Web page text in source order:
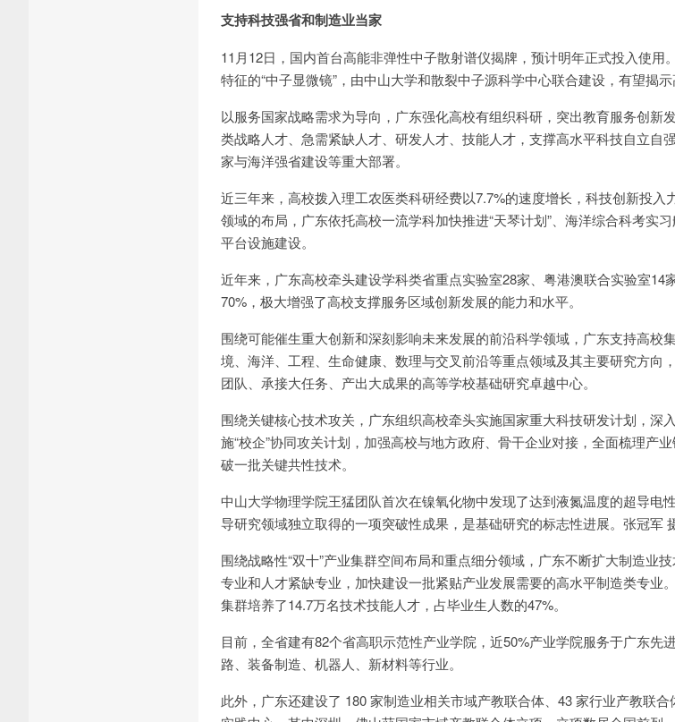
支持科技强省和制造业当家
11月12日，国内首台高能非弹性中子散射谱仪揭牌，预计明年正式投入使用
特征的“中子显微镜”，由中山大学和散裂中子源科学中心联合建设，有望揭示
以服务国家战略需求为导向，广东强化高校有组织科研，突出教育服务创新
类战略人才、急需紧缺人才、研发人才、技能人才，支撑高水平科技自立自
家与海洋强省建设等重大部署。
近三年来，高校拨入理工农医类科研经费以7.7%的速度增长，科技创新投入
领域的布局，广东依托高校一流学科加快推进“天琴计划”、海洋综合科考实
平台设施建设。
近年来，广东高校牵头建设学科类省重点实验室28家、粤港澳联合实验室14
70%，极大增强了高校支撑服务区域创新发展的能力和水平。
围绕可能催生重大创新和深刻影响未来发展的前沿科学领域，广东支持高校
境、海洋、工程、生命健康、数理与交叉前沿等重点领域及其主要研究方向
团队、承接大任务、产出大成果的高等学校基础研究卓越中心。
围绕关键核心技术攻关，广东组织高校牵头实施国家重大科技研发计划，深
施“校企”协同攻关计划，加强高校与地方政府、骨干企业对接，全面梳理产业
破一批关键共性技术。
中山大学物理学院王猛团队首次在镍氧化物中发现了达到液氮温度的超导电
导研究领域独立取得的一项突破性成果，是基础研究的标志性进展。张冠军
围绕战略性“双十”产业集群空间布局和重点细分领域，广东不断扩大制造业
专业和人才紧缺专业，加快建设一批紧贴产业发展需要的高水平制造类专业
集群培养了14.7万名技术技能人才，占毕业生人数的47%。
目前，全省建有82个省高职示范性产业学院，近50%产业学院服务于广东先
路、装备制造、机器人、新材料等行业。
此外，广东还建设了 180 家制造业相关市域产教联合体、43 家行业产教联